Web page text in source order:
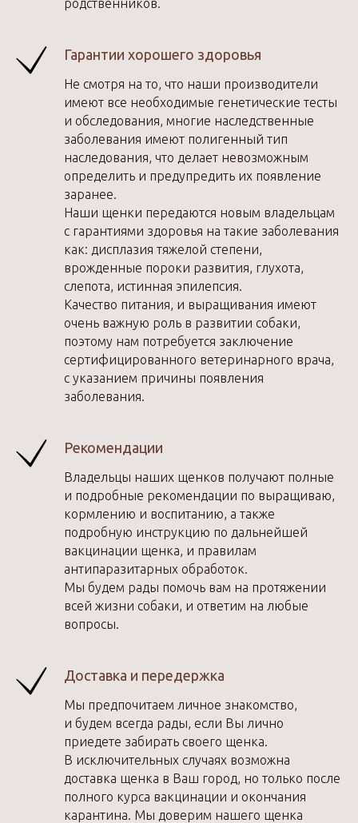
родственников.
Гарантии хорошего здоровья
Не смотря на то, что наши производители
имеют все необходимые генетические тесты
и обследования, многие наследственные
заболевания имеют полигенный тип
наследования, что делает невозможным
определить и предупредить их появление
заранее.
Наши щенки передаются новым владельцам
с гарантиями здоровья на такие заболевания
как: дисплазия тяжелой степени,
врожденные пороки развития, глухота,
слепота, истинная эпилепсия.
Качество питания, и выращивания имеют
очень важную роль в развитии собаки,
поэтому нам потребуется заключение
сертифицированного ветеринарного врача,
с указанием причины появления
заболевания.
Рекомендации
Владельцы наших щенков получают полные
и подробные рекомендации по выращиваю,
кормлению и воспитанию, а также
подробную инструкцию по дальнейшей
вакцинации щенка, и правилам
антипаразитарных обработок.
Мы будем рады помочь вам на протяжении
всей жизни собаки, и ответим на любые
вопросы.
Доставка и передержка
Мы предпочитаем личное знакомство,
и будем всегда рады, если Вы лично
приедете забирать своего щенка.
В исключительных случаях возможна
доставка щенка в Ваш город, но только после
полного курса вакцинации и окончания
карантина. Мы доверим нашего щенка